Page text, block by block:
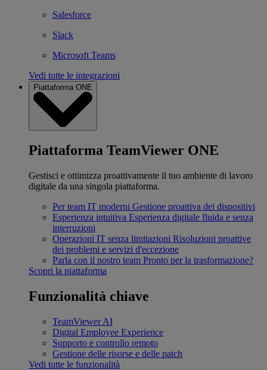
Salesforce
Slack
Microsoft Teams
Vedi tutte le integrazioni
Piattaforma ONE
Piattaforma TeamViewer ONE
Gestisci e ottimizza proattivamente il tuo ambiente di lavoro
digitale da una singola piattaforma.
Per team IT moderni Gestione proattiva dei dispositivi
Esperienza intuitiva Esperienza digitale fluida e senza
interruzioni
Operazioni IT senza limitazioni Risoluzioni proattive
dei problemi e servizi d'eccezione
Parla con il nostro team Pronto per la trasformazione?
Scopri la piattaforma
Funzionalità chiave
TeamViewer AI
Digital Employee Experience
Supporto e controllo remoto
Gestione delle risorse e delle patch
Vedi tutte le funzionalità